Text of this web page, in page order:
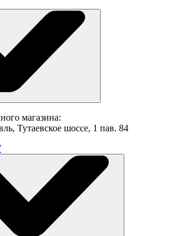
магазина:
Тутаевское шоссе, 1 пав. 84